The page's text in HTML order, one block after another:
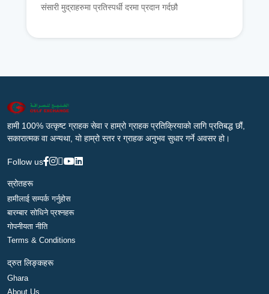
संसारी मुद्राहरुमा प्रतिस्पर्धी दरमा प्रदान गर्दछौ
हामी 100% उत्कृष्ट ग्राहक सेवा र हाम्रो ग्राहक प्रतिक्रियाको लागि प्रतिबद्ध छौं,
सकारात्मक वा अन्यथा, यो हाम्रो स्तर र ग्राहक अनुभव सुधार गर्ने अवसर हो।
Follow us
स्रोतहरू
हामीलाई सम्पर्क गर्नुहोस
बारम्बार सोधिने प्रश्नहरू
गोपनीयता नीति
Terms & Conditions
द्रुत लिङ्कहरू
Ghara
About Us